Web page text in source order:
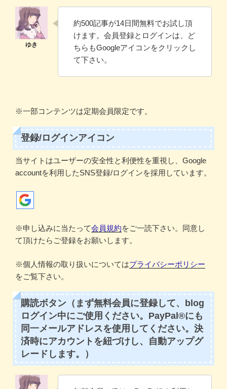
約500記事が14日間無料でお試し頂
けます。会員登録とログインは、ど
ちらもGoogleアイコンをクリックし
て下さい。
※一部コンテンツは定期会員限定です。
登録/ログインアイコン
当サイトはユーザーの安全性と利便性を重視し、Google
accountを利用したSNS登録/ログインを採用しています。
※申し込みに当たって会員規約をご一読下さい。同意し
て頂けたらご登録をお願いします。
※個人情報の取り扱いについてはプライバシーポリシー
をご覧下さい。
購読ボタン（まず無料会員に登録して、blog
ログイン中にご使用ください。PayPal®にも
同一メールアドレスを使用してください。決
済時にアカウントを紐づけし、自動アップグ
レードします。）